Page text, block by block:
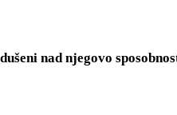
nad njegovo